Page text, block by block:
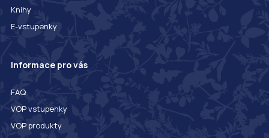
Knihy
E-vstupenky
Informace pro vás
FAQ
VOP vstupenky
VOP produkty